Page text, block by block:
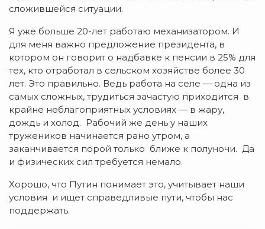
сложившейся ситуации.
Я уже больше 20-лет работаю механизатором. И
для меня важно предложение президента, в
котором он говорит о надбавке к пенсии в 25% для
тех, кто отработал в сельском хозяйстве более 30
лет. Это правильно. Ведь работа на селе — одна из
самых сложных, трудиться зачастую приходится в
крайне неблагоприятных условиях — в жару,
дождь и холод. Рабочий же день у наших
тружеников начинается рано утром, а
заканчивается порой только ближе к полуночи. Да
и физических сил требуется немало.
Хорошо, что Путин понимает это, учитывает наши
условия и ищет справедливые пути, чтобы нас
поддержать.